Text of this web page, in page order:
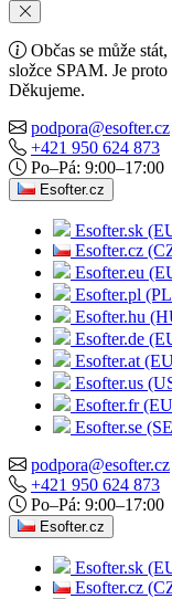
Občas se může
složce SPAM. Je
Děkujeme.
podpora@esofter.cz
+421 950 624 873
Po–Pá: 9:00–17:00
Esofter.cz
Esofter.sk
Esofter.cz
Esofter.eu
Esofter.pl
Esofter.hu
Esofter.de
Esofter.at
Esofter.us
Esofter.fr
Esofter.se
podpora@esofter.cz
+421 950 624 873
Po–Pá: 9:00–17:00
Esofter.cz
Esofter.sk
Esofter.cz